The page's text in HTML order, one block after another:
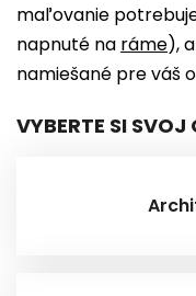
maľovanie
napnuté na ráme),
namiešané pre váš
VYBERTE SI SVOJ